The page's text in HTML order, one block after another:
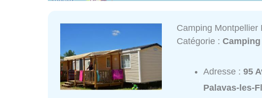
Camping Montpellier
Catégorie :Camping
Adresse :95
Palavas-les-